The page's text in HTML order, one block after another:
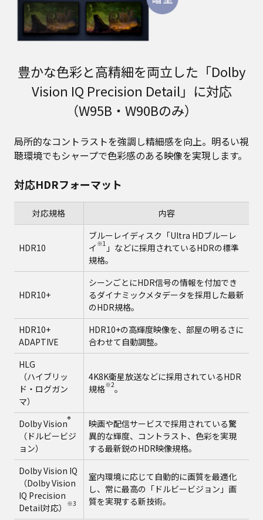
豊かな色彩と高精細を両立した「Dolby
Vision IQ Precision Detail」に対応
（W95B・W90Bのみ）
局所的なコントラストを強調し精細感を向上。明るい視
聴環境でもシャープで色彩感のある映像を実現します。
対応HDRフォーマット
対応規格 内容
HDR10
ブルーレイディスク「Ultra HDブルーレ
イ ※1 」などに採用されているHDRの標準
規格。
HDR10+
シーンごとにHDR信号の情報を付加でき
るダイナミックメタデータを採用した最新
のHDR規格。
HDR10+
ADAPTIVE
HDR10+の高輝度映像を、部屋の明るさに
合わせて自動調整。
HLG
（ハイブリッ
ド・ログガン
マ）
4K8K衛星放送などに採用されているHDR
規格※2。
Dolby Vision®
（ドルビービジ
ョン）
映画や配信サービスで採用されている驚
異的な輝度、コントラスト、色彩を実現
する最新鋭のHDR映像規格。
Dolby Vision IQ
（Dolby Vision
IQ Precision
Detail対応）
※3
室内環境に応じて自動的に画質を最適化
し、常に最高の「ドルビービジョン」画
質を実現する新技術。